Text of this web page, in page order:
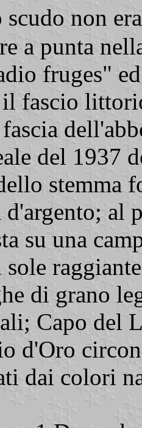
non
a punta
fruges"
fascio
del 1937
stemma
d'argento; al
su una
sole
di grano
Capo del
d'Oro
dai colori